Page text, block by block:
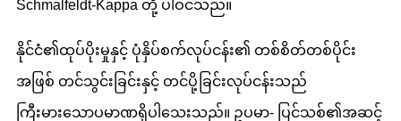
Schmalfeldt-Kappa တို့ ပါဝင်သည်။
နိုင်ငံ၏ထုပ်ပိုးမှုနှင့် ပုံနှိပ်စက်လုပ်ငန်း၏ တစ်စိတ်တစ်ပိုင်း
အဖြစ် တင်သွင်းခြင်းနှင့် တင်ပို့ခြင်းလုပ်ငန်းသည်
ကြီးမားသောပမာဏရှိပါသေးသည်။ ဥပမာ- ပြင်သစ်၏အဆင့်